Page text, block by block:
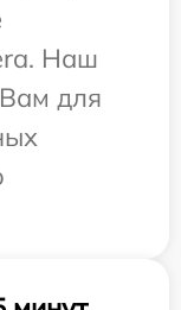
Наш
для